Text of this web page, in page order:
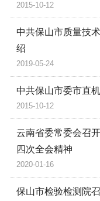
2015-10-12
中共保山市质量技
绍
2019-05-24
中共保山市委市直
2015-10-12
云南省委常委会召
四次全会精神
2020-01-16
保山市检验检测院